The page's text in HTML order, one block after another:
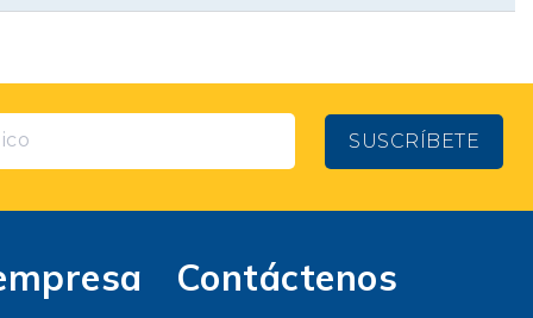
SUSCRÍBETE
Contáctenos